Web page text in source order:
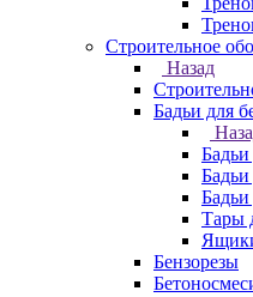
Строительное
Назад
Бадьи для
Бадьи
Бадьи
Тары
Бензорезы